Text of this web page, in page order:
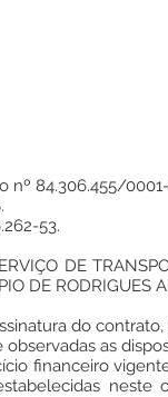
nº 84.306.455/
53.
DE
DE RODRIGUES
do
as
financeiro
neste